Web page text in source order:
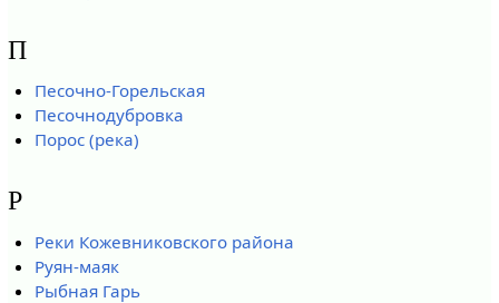
П
Песочно-Горельская
Песочнодубровка
Порос (река)
Р
Реки Кожевниковского района
Руян-маяк
Рыбная Гарь